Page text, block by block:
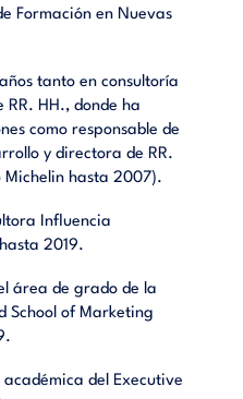
Formación en Nuevas
tanto en consultoría
RR. HH., donde ha
como responsable de
y directora de RR.
Michelin hasta 2007).
Influencia
2019.
área de grado de la
School of Marketing
del Executive